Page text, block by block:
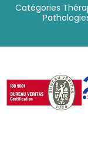
Catégories